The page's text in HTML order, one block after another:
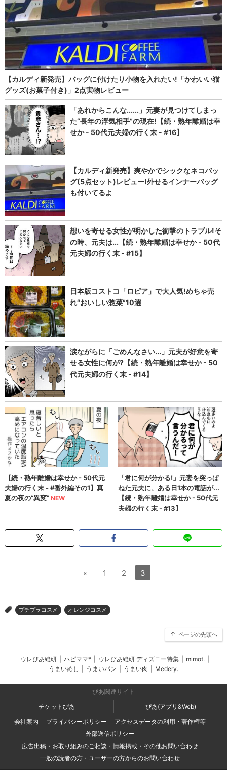
« 1 2 3
> プチプラコスメ オレンジコスメ
ページの先頭へ
ウレぴあ総研 ハピママ* ウレぴあ総研 ディズニー特集 mimot.
うまいめし
うまいパン うまい肉 Medery.
ぴあ関連サイト
チケットぴあ
ぴあ(アプリ&Web)
会社案内
プライバシーポリシー
アクセスデータの利用・著作権等
外部送信ポリシー
広告出稿・お取り組みのご相談・情報掲載・その他お問い合わせ
一般の読者の方・ユーザーの方からのお問い合わせ